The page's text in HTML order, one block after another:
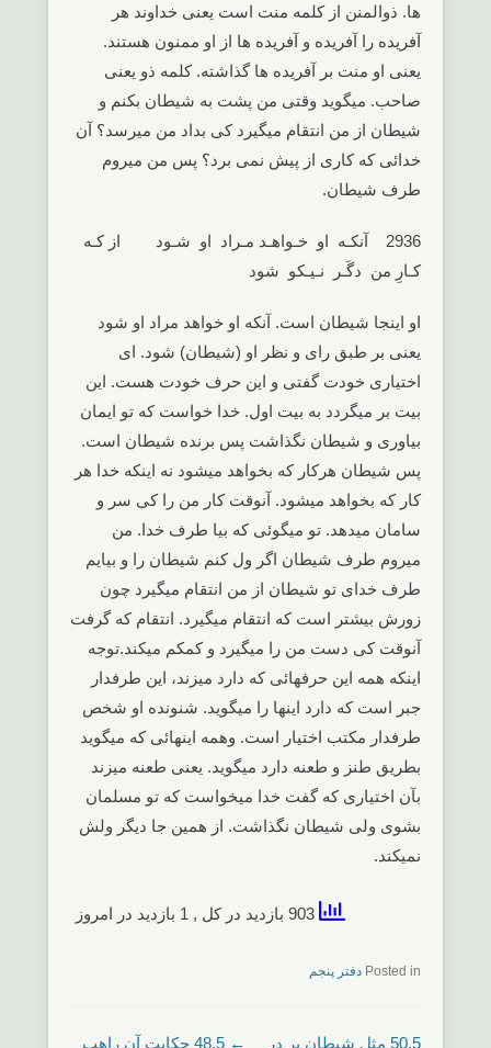
ها. ذوالمنن از کلمه منت است یعنی خداوند هر
آفریده را آفریده و آفریده ها از او ممنون هستند.
یعنی او منت بر آفریده ها گذاشته. کلمه ذو یعنی
صاحب. میگوید وقتی من پشت به شیطان بکنم و
شیطان از من انتقام میگیرد کی بداد من میرسد؟ آن
خدائی که کاری از پیش نمی برد؟ پس من میروم
طرف شیطان.
2936 آنکـه او خـواهـد مـراد او شـود از کـه
کـارِ من دگَـر نـیـکو شود
او اینجا شیطان است. آنکه او خواهد مراد او شود
یعنی بر طبق رای و نظر او (شیطان) شود. ای
اختیاری خودت گفتی و این حرف خودت هست. این
بیت بر میگردد به بیت اول. خدا خواست که تو ایمان
بیاوری و شیطان نگذاشت پس برنده شیطان است.
پس شیطان هرکار که بخواهد میشود نه اینکه خدا هر
کار که بخواهد میشود. آنوقت کار من را کی سر و
سامان میدهد. تو میگوئی که بیا طرف خدا. من
میروم طرف شیطان اگر ول کنم شیطان را و بیایم
طرف خدای تو شیطان از من انتقام میگیرد چون
زورش بیشتر است که انتقام میگیرد. انتقام که گرفت
آنوقت کی دست من را میگیرد و کمکم میکند.توجه
اینکه همه این حرفهائی که دارد میزند، این طرفدار
جبر است که دارد اینها را میگوید. شنونده او شخص
طرفدار مکتب اختیار است. وهمه اینهائی که میگوید
بطریق طنز و طعنه دارد میگوید. یعنی طعنه میزند
بآن اختیاری که گفت خدا میخواست که تو مسلمان
بشوی ولی شیطان نگذاشت. از همین جا دیگر ولش
نمیکند.
, 1 بازدید در امروز
Posted in دفتر پنجم
Post navigation
←
48.5 حکایت آن راهب
50.5 مثل شیطان بر در